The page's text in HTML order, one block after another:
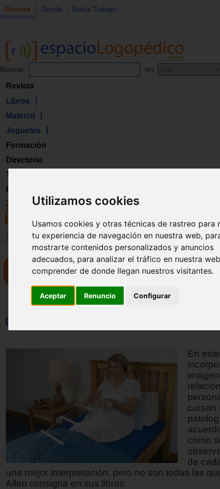
Utilizamos cookies
Usamos cookies y otras técnicas de rastreo para
tu experiencia de navegación en nuestra web,
mostrarte contenidos personalizados y anuncios
adecuados, para analizar el tráfico en nuestra
comprender de donde llegan nuestros visitantes.
Aceptar Renuncio Configurar
Revista Tienda Bolsa Trabajo
Buscar: en:
Revista
Libros
Material
Juguetes
Formación
Directorio
Trabajo
Registro
Revista
Los niveles cognitivos de Claudia Allen
En
cursan
como
de
una mejor interpretación, pero no son todas las
Allen consigna en sus libros.